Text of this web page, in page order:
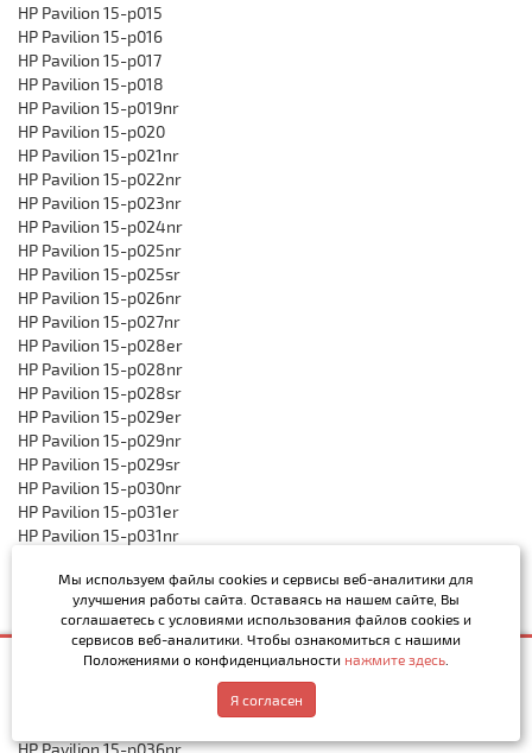
HP Pavilion 15-p015
HP Pavilion 15-p016
HP Pavilion 15-p017
HP Pavilion 15-p018
HP Pavilion 15-p019nr
HP Pavilion 15-p020
HP Pavilion 15-p021nr
HP Pavilion 15-p022nr
HP Pavilion 15-p023nr
HP Pavilion 15-p024nr
HP Pavilion 15-p025nr
HP Pavilion 15-p025sr
HP Pavilion 15-p026nr
HP Pavilion 15-p027nr
HP Pavilion 15-p028er
HP Pavilion 15-p028nr
HP Pavilion 15-p028sr
HP Pavilion 15-p029er
HP Pavilion 15-p029nr
HP Pavilion 15-p029sr
HP Pavilion 15-p030nr
HP Pavilion 15-p031er
HP Pavilion 15-p031nr
HP Pavilion 15-p032er
HP Pavilion 15-p032nr
HP Pavilion 15-p033nr
HP Pavilion 15-p033sr
HP Pavilion 15-p036nr
2 100р.
Купить
Обратный звонок
Написать в MAX
Мы используем файлы cookies и сервисы веб-аналитики для
улучшения работы сайта. Оставаясь на нашем сайте, Вы
соглашаетесь с условиями использования файлов cookies и
сервисов веб-аналитики. Чтобы ознакомиться с нашими
Положениями о конфиденциальности нажмите здесь
Я согласен